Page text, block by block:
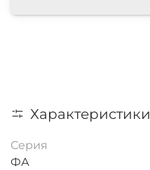
Характеристики
Серия
ФА